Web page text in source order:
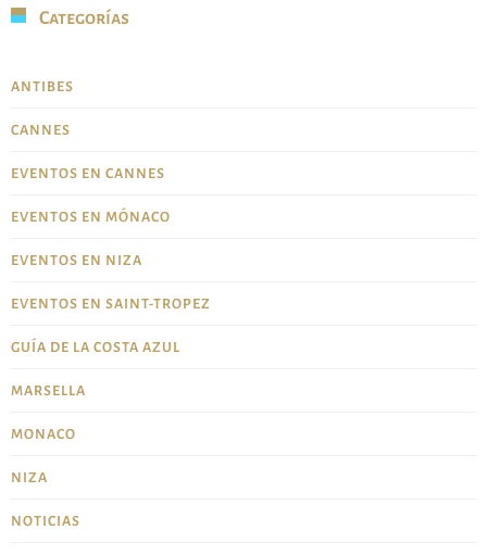
Categorías
ANTIBES
CANNES
EVENTOS EN CANNES
EVENTOS EN MÓNACO
EVENTOS EN NIZA
EVENTOS EN SAINT-TROPEZ
GUÍA DE LA COSTA AZUL
MARSELLA
MONACO
NIZA
NOTICIAS